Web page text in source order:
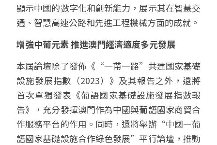
顯示中國的數字化和創新能力，展示其在智慧交
通、智慧高速公路和先進工程機械方面的成就。
增強中葡元素 推進澳門經濟適度多元發展
本屆論壇除了發佈《“一帶一路”共建國家基礎
設施發展指數（2023）》及其報告之外，還將
首次單獨發表《葡語國家基礎設施發展指數報
告》，充分發揮澳門作為中國與葡語國家商貿合
作服務平台的作用。同時，還將舉辦“中國—葡
語國家基礎設施合作綠色發展”平行論壇，推動